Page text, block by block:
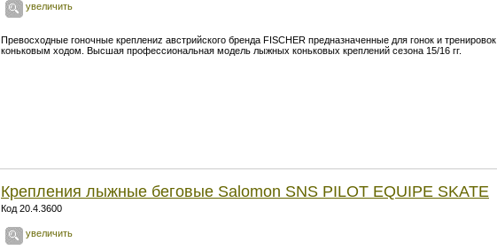
увеличить
Превосходные гоночные креплениz австрийского бренда FISCHER предназначенные для гонок и тренировок
коньковым ходом. Высшая профессиональная модель лыжных коньковых креплений сезона 15/16 гг.
Крепления лыжные беговые Salomon SNS PILOT EQUIPE SKATE
Код 20.4.3600
увеличить